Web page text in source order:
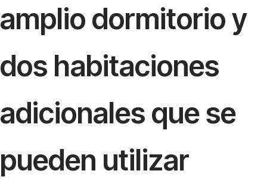
amplio dormitorio y
dos habitaciones
adicionales que se
pueden utilizar